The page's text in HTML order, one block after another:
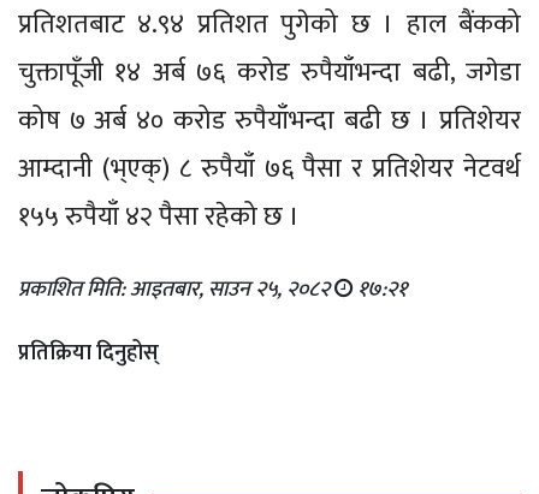
प्रतिशतबाट ४.९४ प्रतिशत पुगेको छ । हाल बैंकको
चुक्तापूँजी १४ अर्ब ७६ करोड रुपैयाँभन्दा बढी, जगेडा
कोष ७ अर्ब ४० करोड रुपैयाँभन्दा बढी छ । प्रतिशेयर
आम्दानी (भ्एक्) ८ रुपैयाँ ७६ पैसा र प्रतिशेयर नेटवर्थ
१५५ रुपैयाँ ४२ पैसा रहेको छ ।
प्रकाशित मिति: आइतबार, साउन २५, २०८२ १७:२१
प्रतिक्रिया दिनुहोस्